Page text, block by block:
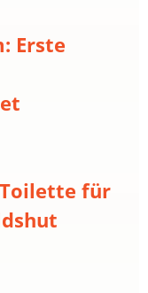
Erste
für